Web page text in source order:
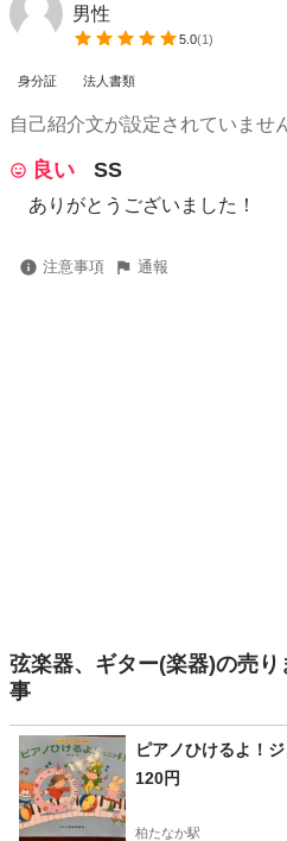
男性
5.0(1)
身分証 法人書類
自己紹介文が設定されていませ
良い SS
ありがとうございました！
注意事項 通報
弦楽器、ギター(楽器)の売
事
ピアノひけるよ！
120円
柏たなか駅